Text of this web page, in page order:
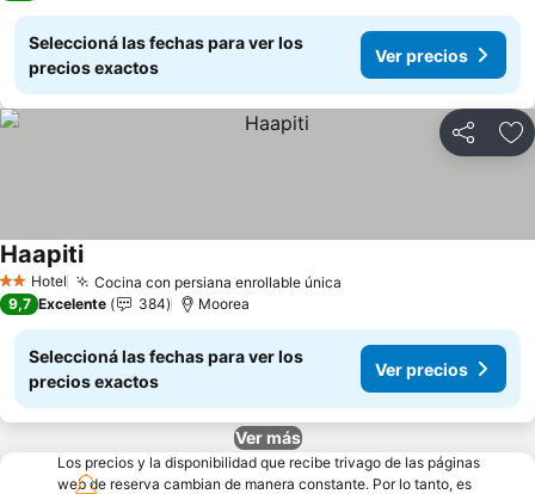
Seleccioná las fechas para ver los
precios exactos
Ver precios
Compartir
2 Estrellas
Hotel Cocina con persiana enrollable única
HaapitiVer precios
9,7 Excelente 384 Moorea
Seleccioná las fechas para ver los
precios exactos
Ver precios
Ver más
Los precios y la disponibilidad que recibe trivago de las páginas
web de reserva cambian de manera constante. Por lo tanto, es